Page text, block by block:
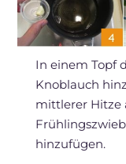
In einem Topf
Knoblauch
mittlerer Hitze
hinzufügen.